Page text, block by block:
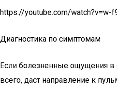
https://youtube.com/watch?v=w-
Диагностика по симптомам
Если болезненные ощущения в
всего, даст направление к